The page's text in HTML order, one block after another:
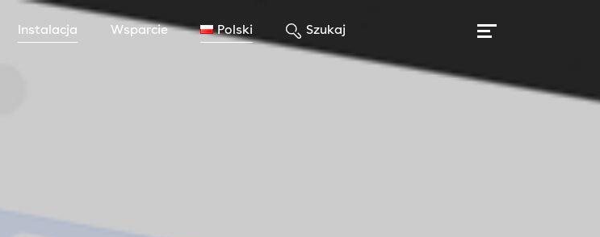
Instalacja Wsparcie Polski Szukaj